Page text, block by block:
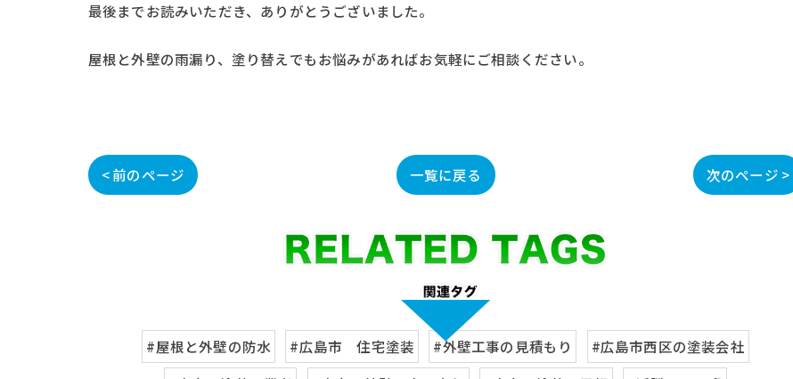
最後までお読みいただき、ありがとうございました。
屋根と外壁の雨漏り、塗り替えでもお悩みがあればお気軽にご相談ください。
< 前のページ 一覧に戻る 次のページ >
#屋根と外壁の防水 #広島市 住宅塗装 #外壁工事の見積もり
#広島市西区の塗装会社